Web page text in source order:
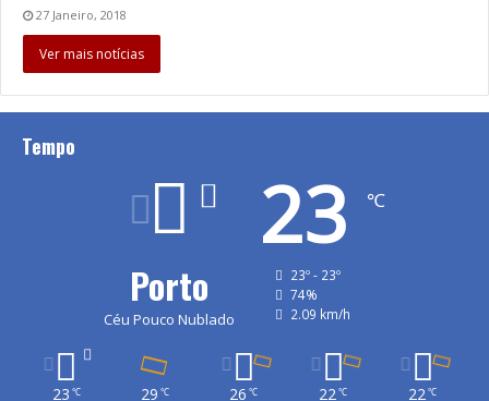
27 Janeiro, 2018
Ver mais notícias
Tempo
Porto
Céu Pouco Nublado
23 ℃
23º - 23º
74%
2.09 km/h
23 ℃ 29 ℃ 26 ℃ 22℃ 22℃